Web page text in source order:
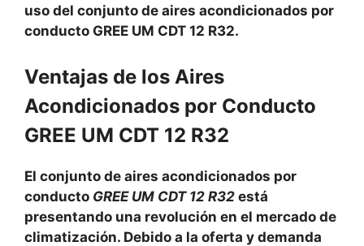
uso del conjunto de aires acondicionados por
conducto GREE UM CDT 12 R32.
Ventajas de los Aires
Acondicionados por Conducto
GREE UM CDT 12 R32
El conjunto de aires acondicionados por
conducto GREE UM CDT 12 R32 está
presentando una revolución en el mercado de
climatización. Debido a la oferta y demanda